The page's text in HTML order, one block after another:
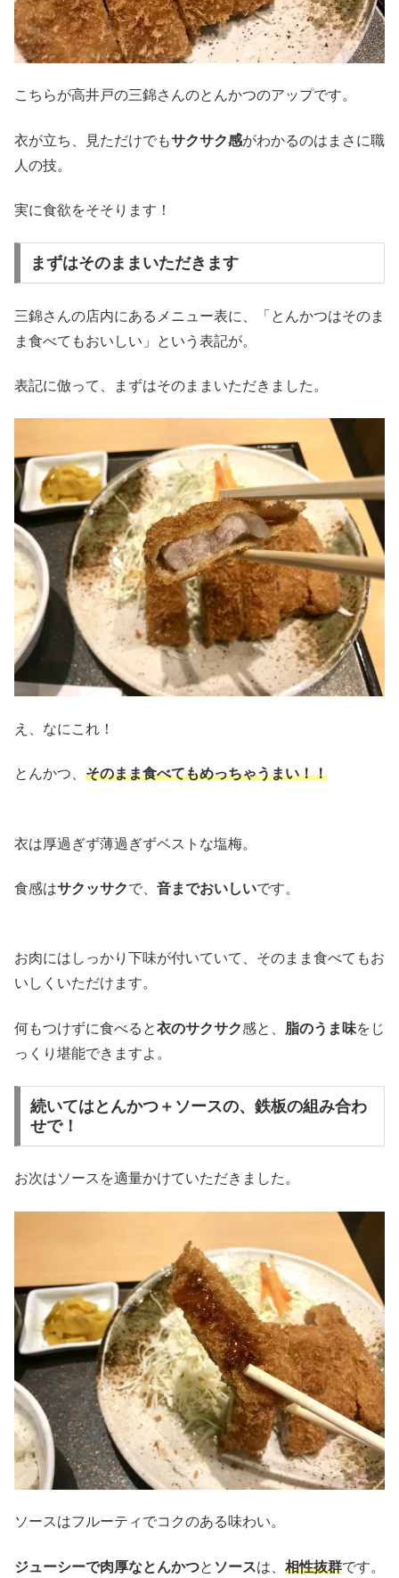
こちらが高井戸の三錦さんのとんかつのアップです。
衣が立ち、見ただけでもサクサク感がわかるのはまさに職
人の技。
実に食欲をそそります！
まずはそのままいただきます
三錦さんの店内にあるメニュー表に、「とんかつはそのま
ま食べてもおいしい」という表記が。
表記に倣って、まずはそのままいただきました。
え、なにこれ！
とんかつ、 そのまま食べてもめっちゃうまい！！
衣は厚過ぎず薄過ぎずベストな塩梅。
食感はサクッサクで、 音までおいしいです。
お肉にはしっかり下味が付いていて、そのまま食べてもお
いしくいただけます。
何もつけずに食べると衣のサクサク感と、 脂のうま味をじ
っくり堪能できますよ。
続いてはとんかつ＋ソースの、鉄板の組み合わ
せで！
お次はソースを適量かけていただきました。
ソースはフルーティでコクのある味わい。
ジューシーで肉厚なとんかつと ソースは、 相性抜群です。